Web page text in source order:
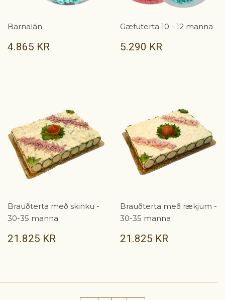
Barnalán
VERÐ
4.865 KR
Gæfuterta 10 - 12 manna
VERÐ
5.290 KR
Brauðterta með skinku -
30-35 manna
VERÐ
21.825 KR
Brauðterta með rækjum -
30-35 manna
VERÐ
21.825 KR